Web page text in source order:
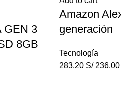
GEN 3
8GB
Amazon
generación
Tecnología
283.20S/ 236.00